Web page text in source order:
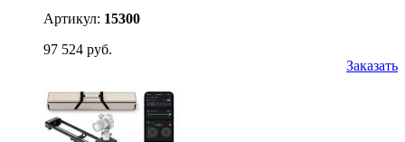
Артикул: 15300
97 524 руб.
Заказать